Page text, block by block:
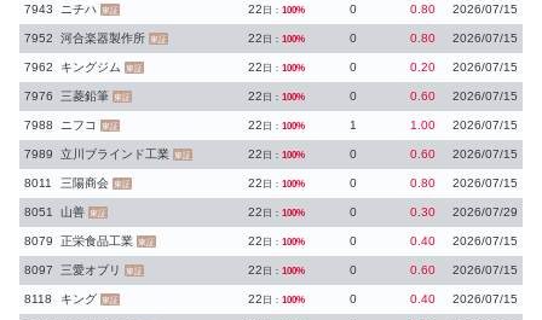
7943 ニチハ 東証 22 日： 100% 0 0.80 2026/07/15
7952 河合楽器製作所 東証 22 日： 100% 0 0.80 2026/07/15
7962 キングジム 東証 22 日： 100% 0 0.20 2026/07/15
7976 三菱鉛筆 東証 22 日： 100% 0 0.60 2026/07/15
7988 ニフコ 東証 22 日： 100% 1 1.00 2026/07/15
7989 立川ブラインド工業 東証 22 日： 100% 0 0.60 2026/07/15
8011 三陽商会 東証 22 日： 100% 0 0.80 2026/07/15
8051 山善 東証 22 日： 100% 0 0.30 2026/07/29
8079 正栄食品工業 東証 22 日： 100% 0 0.40 2026/07/15
8097 三愛オブリ 東証 22 日： 100% 0 0.60 2026/07/15
8118 キング 東証 22 日： 100% 0 0.40 2026/07/15